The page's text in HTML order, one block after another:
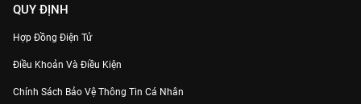
QUY ĐỊNH
Hợp Đồng Điện Tử
Điều Khoản Và Điều Kiện
Chính Sách Bảo Vệ Thông Tin Cá Nhân